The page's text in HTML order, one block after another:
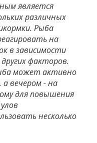
является
различных
Рыба
на
в зависимости
факторов.
может активно
а вечером - на
для повышения
несколько